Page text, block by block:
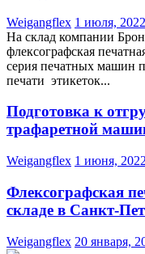
Weigangflex 1 июля, 2022
На склад компании
флексографская
серия печатных машин
печати этикеток...
Подготовка к
трафаретной
Weigangflex 1 июня, 2022
Флексографская
складе в Санкт-
Weigangflex 20 января,